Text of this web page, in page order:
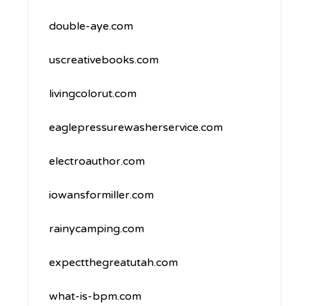
double-aye.com
uscreativebooks.com
livingcolorut.com
eaglepressurewasherservice.com
electroauthor.com
iowansformiller.com
rainycamping.com
expectthegreatutah.com
what-is-bpm.com